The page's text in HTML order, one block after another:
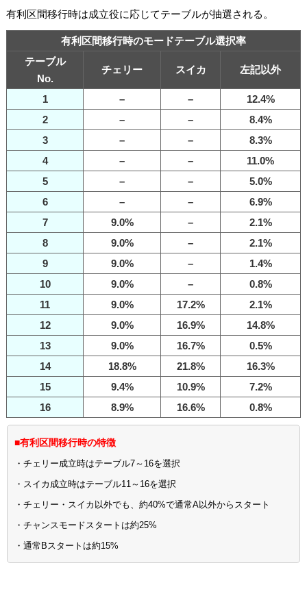
有利区間移行時は成立役に応じてテーブルが抽選される。
有利区間移行時のモードテーブル選択率
テーブル
No.
チェリー スイカ 左記以外
1 – –
12.4%
2
– –
8.4%
3
– –
8.3%
4
– –
11.0%
5
– –
5.0%
6
– –
6.9%
7
9.0% –
2.1%
8
9.0% –
2.1%
9
9.0% –
1.4%
10
9.0% –
0.8%
11
9.0% 17.2%
2.1%
12
9.0% 16.9%
14.8%
13
9.0% 16.7%
0.5%
14
18.8% 21.8%
16.3%
15
9.4% 10.9%
7.2%
16
8.9% 16.6% 0.8%
■有利区間移行時の特徴
・チェリー成立時はテーブル7～16を選択
・スイカ成立時はテーブル11～16を選択
・チェリー・スイカ以外でも、約40%で通常A以外からスタート
・チャンスモードスタートは約25%
・通常Bスタートは約15%